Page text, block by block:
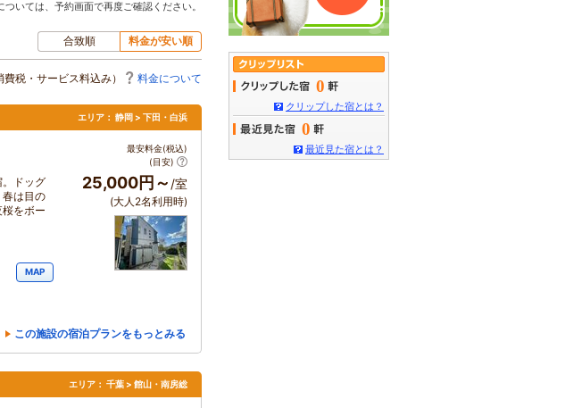
いては、予約画面で再度ご確認ください。
合致順 料金が安い順
税・サービス料込み） 料金について
エリア： 静岡 > 下田・白浜
ドッグ
春は目の
をボー
MAP
最安料金(税込)
(目安)
25,000円～ /室
(大人2名利用時)
この施設の宿泊プランをもっとみる
エリア： 千葉 > 館山・南房総
0
クリップした宿とは？
0
最近見た宿とは？